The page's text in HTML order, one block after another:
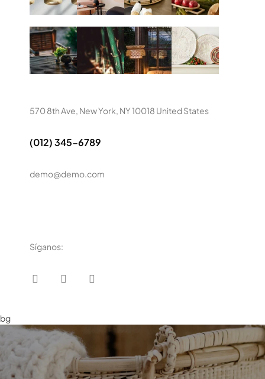
570 8th Ave, New York, NY 10018 United States
(012) 345-6789
demo@demo.com
Síganos:
bg